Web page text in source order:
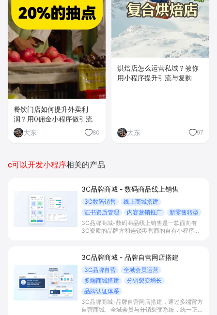
餐饮门店如何提升外卖利
润？用0佣金小程序做引流
大东
80
烘焙店怎么运营私域？教你
用小程序提升引流与复购
大东 97
c可以开发小程序相关的产品
3C品牌商城 - 数码商品线上销售
3C数码销售
线上商城搭建
证书资质管理
内容营销推广
新零售转型
3C品牌商城-数码商品线上销售是一款面向有
3C资质的品牌方和连锁零售商的自有小程序商
速搭建数码商城、提升年轻客群转化并完成线上
线下一体化经营。
3C品牌商城 - 品牌自营网店搭建
3C品牌自营
全域会员运营
多端商城搭建
分销裂变增长
品牌认证体系
3C品牌商城-品牌自营网店搭建，通过多端官方
自营商城、全域会员与分销裂变系统，统一正品